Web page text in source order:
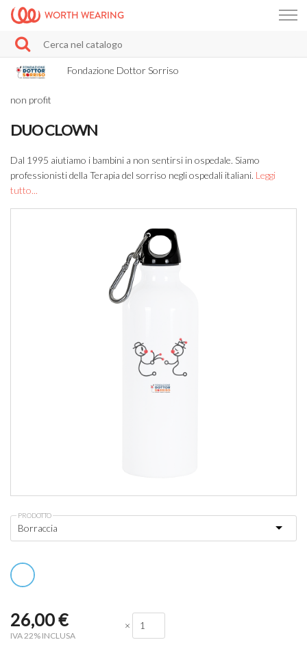
WORTH WEARING
Fondazione Dottor Sorriso
non profit
DUO CLOWN
Dal 1995 aiutiamo i bambini a non sentirsi in ospedale. Siamo
professionisti della Terapia del sorriso negli ospedali italiani. Leggi
tutto...
PRODOTTO
26,00€
IVA 22% INCLUSA
×